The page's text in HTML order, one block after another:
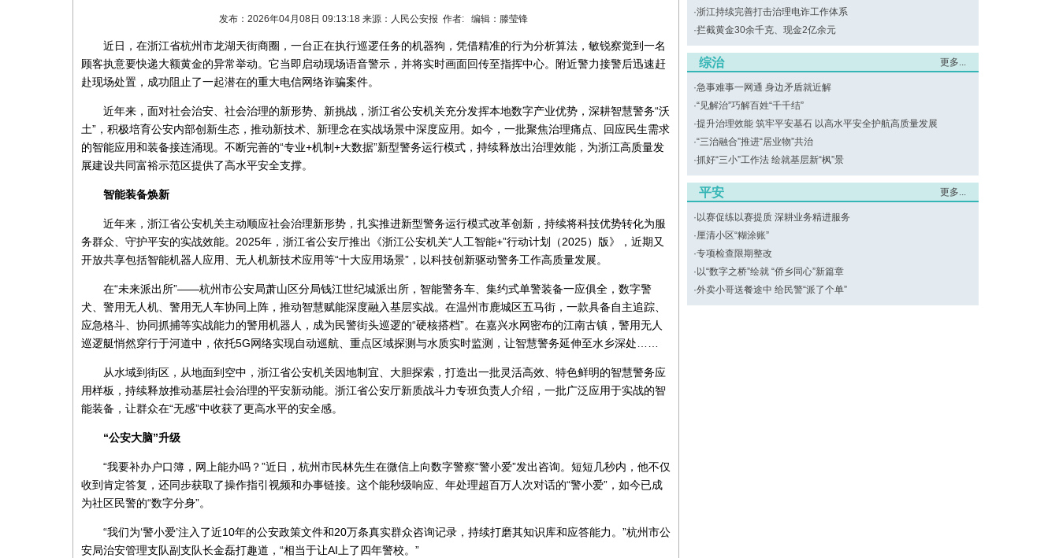
发布：2026年04月08日 09:13:18 来源：人民公安报 作者: 编辑：滕莹锋
近日，在浙江省杭州市龙湖天街商圈，一台正在执行巡逻任务的机器狗，凭借精准的行为分析算法，敏锐察觉到一名
顾客执意要快递大额黄金的异常举动。它当即启动现场语音警示，并将实时画面回传至指挥中心。附近警力接警后迅速赶
赴现场处置，成功阻止了一起潜在的重大电信网络诈骗案件。
近年来，面对社会治安、社会治理的新形势、新挑战，浙江省公安机关充分发挥本地数字产业优势，深耕智慧警务“沃
土”，积极培育公安内部创新生态，推动新技术、新理念在实战场景中深度应用。如今，一批聚焦治理痛点、回应民生需求
的智能应用和装备接连涌现。不断完善的“专业+机制+大数据”新型警务运行模式，持续释放出治理效能，为浙江高质量发
展建设共同富裕示范区提供了高水平安全支撑。
智能装备焕新
近年来，浙江省公安机关主动顺应社会治理新形势，扎实推进新型警务运行模式改革创新，持续将科技优势转化为服
务群众、守护平安的实战效能。2025年，浙江省公安厅推出《浙江公安机关“人工智能+”行动计划（2025）版》，近期又
开放共享包括智能机器人应用、无人机新技术应用等“十大应用场景”，以科技创新驱动警务工作高质量发展。
在“未来派出所”——杭州市公安局萧山区分局钱江世纪城派出所，智能警务车、集约式单警装备一应俱全，数字警
犬、警用无人机、警用无人车协同上阵，推动智慧赋能深度融入基层实战。在温州市鹿城区五马街，一款具备自主追踪、
应急格斗、协同抓捕等实战能力的警用机器人，成为民警街头巡逻的“硬核搭档”。在嘉兴水网密布的江南古镇，警用无人
巡逻艇悄然穿行于河道中，依托5G网络实现自动巡航、重点区域探测与水质实时监测，让智慧警务延伸至水乡深处……
从水域到街区，从地面到空中，浙江省公安机关因地制宜、大胆探索，打造出一批灵活高效、特色鲜明的智慧警务应
用样板，持续释放推动基层社会治理的平安新动能。浙江省公安厅新质战斗力专班负责人介绍，一批广泛应用于实战的智
能装备，让群众在“无感”中收获了更高水平的安全感。
“公安大脑”升级
“我要补办户口簿，网上能办吗？”近日，杭州市民林先生在微信上向数字警察“警小爱”发出咨询。短短几秒内，他不仅
收到肯定答复，还同步获取了操作指引视频和办事链接。这个能秒级响应、年处理超百万人次对话的“警小爱”，如今已成
为社区民警的“数字分身”。
“我们为‘警小爱’注入了近10年的公安政策文件和20万条真实群众咨询记录，持续打磨其知识库和应答能力。”杭州市公
安局治安管理支队副支队长金磊打趣道，“相当于让AI上了四年警校。”
·浙江持续完善打击治理电诈工作体系
·拦截黄金30余千克、现金2亿余元
综治 更多...
·急事难事一网通 身边矛盾就近解
·“见解治”巧解百姓“千千结”
·提升治理效能 筑牢平安基石 以高水平安全护航高质量发展
·“三治融合”推进“居业物”共治
·抓好“三小”工作法 绘就基层新“枫”景
平安 更多...
· 以赛促练以赛提质 深耕业务精进服务
·厘清小区“糊涂账”
·专项检查限期整改
· 以“数字之桥”绘就 “侨乡同心”新篇章
·外卖小哥送餐途中 给民警“派了个单”